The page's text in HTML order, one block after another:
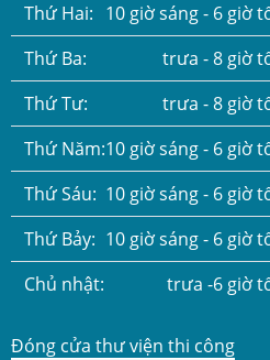
Thứ Hai: 10 giờ sáng - 6 giờ
Thứ Ba:
trưa - 8 giờ
Thứ Tư:
trưa - 8 giờ
Thứ Năm:10 giờ sáng - 6 giờ
Thứ Sáu: 10 giờ sáng - 6 giờ
Thứ Bảy: 10 giờ sáng - 6 giờ
Chủ nhật:
trưa -6 giờ
Đóng cửa thư viện thi công